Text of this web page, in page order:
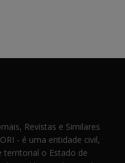
Revistas e Similares
- é uma entidade civil,
territorial o Estado de